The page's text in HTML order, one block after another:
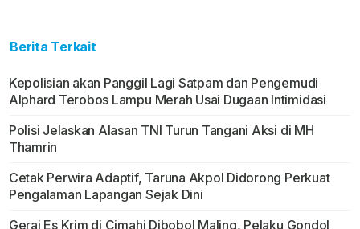
Berita Terkait
Kepolisian akan Panggil Lagi Satpam dan Pengemudi
Alphard Terobos Lampu Merah Usai Dugaan Intimidasi
Polisi Jelaskan Alasan TNI Turun Tangani Aksi di MH
Thamrin
Cetak Perwira Adaptif, Taruna Akpol Didorong Perkuat
Pengalaman Lapangan Sejak Dini
Gerai Es Krim di Cimahi Dibobol Maling, Pelaku Gondol